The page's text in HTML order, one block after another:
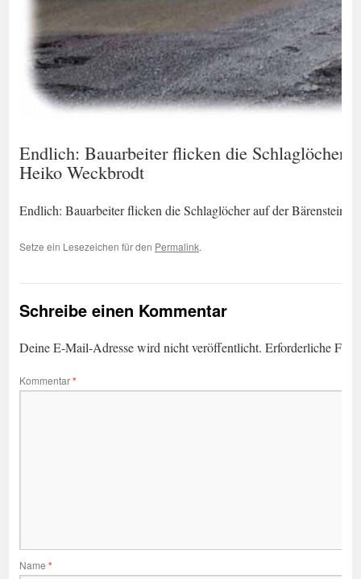
Endlich: Bauarbeiter flicken die Schlaglöcher
Heiko Weckbrodt
Endlich: Bauarbeiter flicken die Schlaglöcher auf der
Setze ein Lesezeichen für den Permalink.
Schreibe einen Kommentar
Deine E-Mail-Adresse wird nicht veröffentlicht. Erforderliche
Kommentar*
Name *